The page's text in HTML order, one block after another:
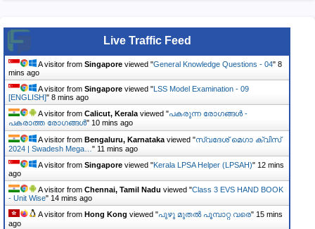
Live Traffic Feed
A visitor from Singapore viewed "General Knowledge Questions - 04" 8
mins ago
A visitor from Singapore viewed " LSS Model Examination - 09
[ENGLISH]" 8 mins ago
A visitor from Calicut, Kerala viewed "പകരുന്ന രോഗങ്ങൾ -
പകരാത്ത രോഗങ്ങൾ" 10 mins ago
A visitor from Bengaluru, Karnataka viewed "സ്വദേശ് മെഗാ ക്വിസ്
2024 | Swadesh Mega… " 11 mins ago
A visitor from Singapore viewed "Kerala LPSA Helper (LPSAH)" 12 mins
ago
A visitor from Chennai, Tamil Nadu viewed "Class 3 EVS HAND BOOK
- Unit Wise" 14 mins ago
A visitor from Hong Kong viewed "പുഴു മുതൽ പൂമ്പാറ്റ വരെ" 15 mins
ago